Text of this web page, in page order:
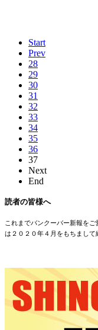
Start
Prev
28
29
30
31
32
33
34
35
36
37
Next
End
読者の皆様へ
これまでバンクーバー新報を
は２０２０年４月をもちまして